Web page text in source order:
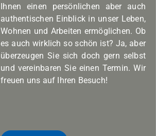
Ihnen einen persönlichen aber auch
authentischen Einblick in unser Leben,
Wohnen und Arbeiten ermöglichen. Ob
es auch wirklich so schön ist? Ja, aber
überzeugen Sie sich doch gern selbst
und vereinbaren Sie einen Termin. Wir
freuen uns auf Ihren Besuch!